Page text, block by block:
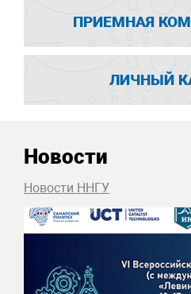
ПРИЕМНАЯ
ЛИЧНЫЙ
Новости
Новости ННГУ